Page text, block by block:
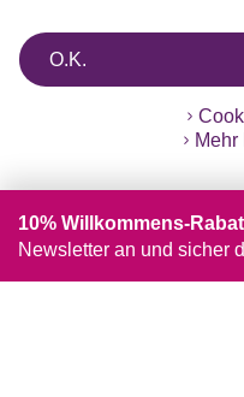
O.K.
Mehr
10% Willkommens-
Newsletter an und sicher